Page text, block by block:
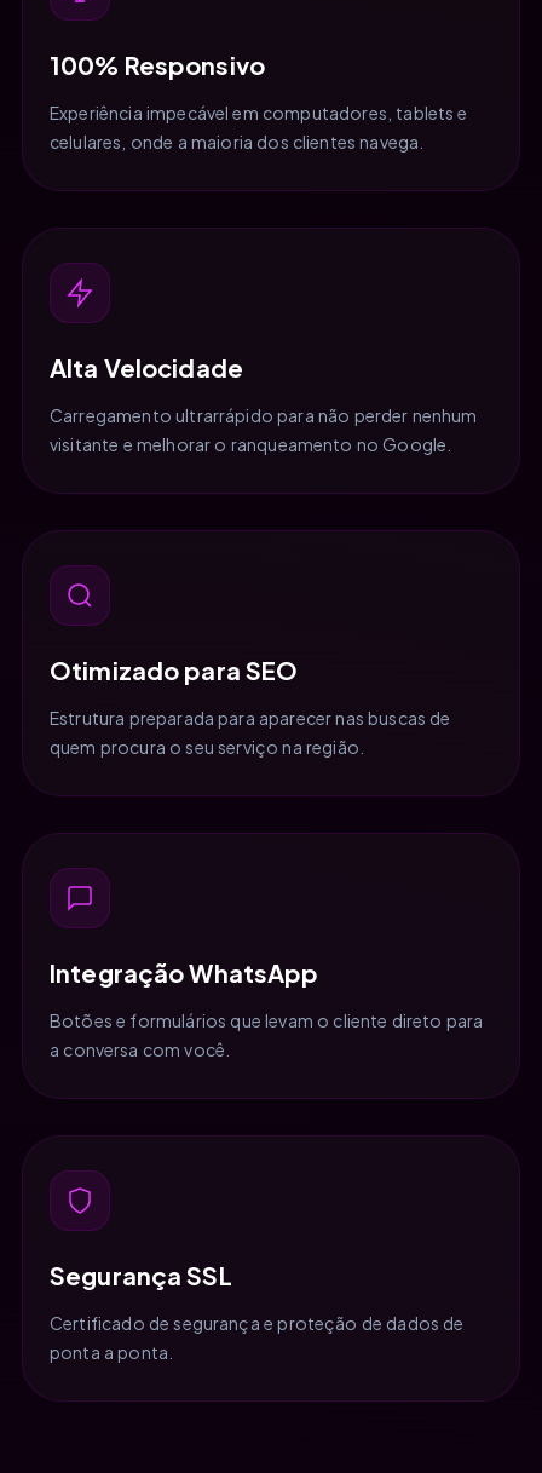
100% Responsivo
Experiência impecável em computadores, tablets e
celulares, onde a maioria dos clientes navega.
Alta Velocidade
Carregamento ultrarrápido para não perder nenhum
visitante e melhorar o ranqueamento no Google.
Otimizado para SEO
Estrutura preparada para aparecer nas buscas de
quem procura o seu serviço na região.
Integração WhatsApp
Botões e formulários que levam o cliente direto para
a conversa com você.
Segurança SSL
Certificado de segurança e proteção de dados de
ponta a ponta.